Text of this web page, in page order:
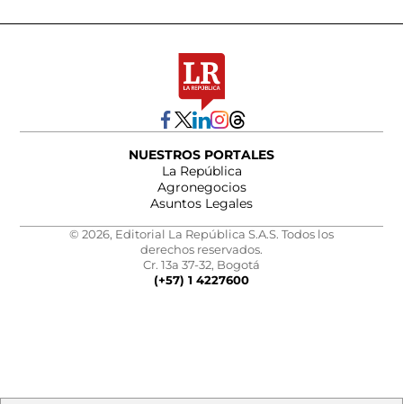
NUESTROS PORTALES
La República
Agronegocios
Asuntos Legales
© 2026, Editorial La República S.A.S. Todos los
derechos reservados.
Cr. 13a 37-32, Bogotá
(+57) 1 4227600